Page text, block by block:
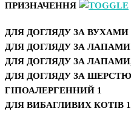
ПРИЗНАЧЕННЯ
ДЛЯ ДОГЛЯДУ ЗА ВУХАМИ
ДЛЯ ДОГЛЯДУ ЗА ЛАПАМИ
ДЛЯ ДОГЛЯДУ ЗА
ДЛЯ ДОГЛЯДУ ЗА ШЕРСТЮ
ГІПОАЛЕРГЕННИЙ 1
ДЛЯ ВИБАГЛИВИХ КОТІВ 1